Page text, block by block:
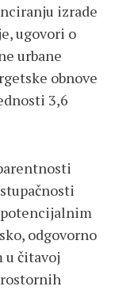
izrade
ugovori o
urbane
obnove
3,6
odgovorno
u čitavoj